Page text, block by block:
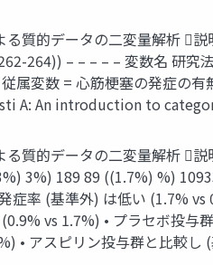
る質的データの二変量解析 
264)) – – – – – 変数名 研究
属変数 = 心筋梗塞の発症の
A: An introduction to
る質的データの二変量解析 
3%) 189 89 ((1.7%) %)
症率 (基準外) は低い (1.7%
vs 1.7%) • プラセボ投与
• アスピリン投与群と比較